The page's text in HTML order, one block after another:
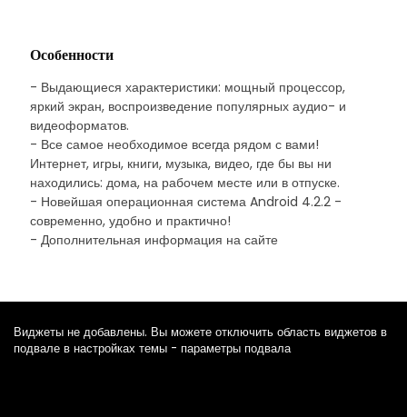
Особенности
- Выдающиеся характеристики: мощный процессор,
яркий экран, воспроизведение популярных аудио- и
видеоформатов.
- Все самое необходимое всегда рядом с вами!
Интернет, игры, книги, музыка, видео, где бы вы ни
находились: дома, на рабочем месте или в отпуске.
- Новейшая операционная система Android 4.2.2 -
современно, удобно и практично!
- Дополнительная информация на сайте
Виджеты не добавлены. Вы можете отключить область виджетов в
подвале в настройках темы - параметры подвала